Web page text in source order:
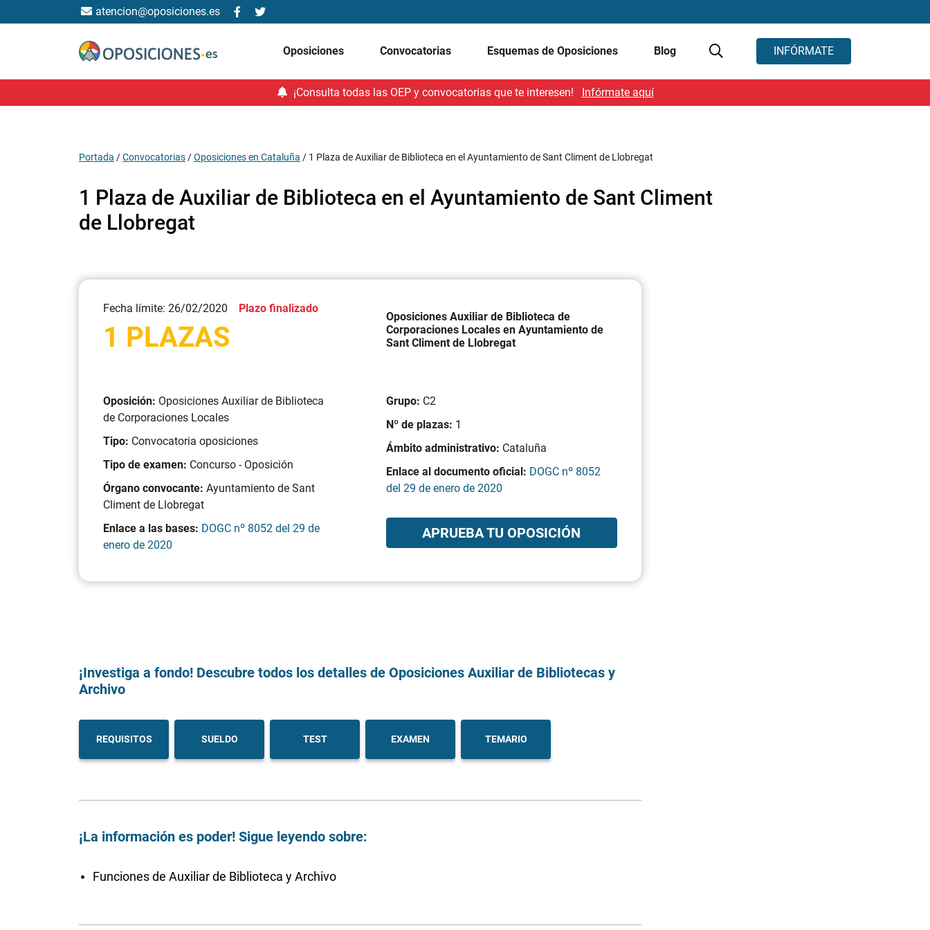
atencion@oposiciones.es
Oposiciones Convocatorias Esquemas de Oposiciones Blog INFÓRMATE
¡Consulta todas las OEP y convocatorias que te interesen! Infórmate aquí
Portada /Convocatorias /Oposiciones en Cataluña / 1 Plaza de Auxiliar de Biblioteca en el Ayuntamiento de Sant Climent de Llobregat
1 Plaza de Auxiliar de Biblioteca en el Ayuntamiento de Sant Climent
de Llobregat
Fecha límite: 26/02/2020 Plazo finalizado
1 PLAZAS
Oposiciones Auxiliar de Biblioteca de
Corporaciones Locales en Ayuntamiento de
Sant Climent de Llobregat
Oposición: Oposiciones Auxiliar de Biblioteca
de Corporaciones Locales
Tipo: Convocatoria oposiciones
Tipo de examen: Concurso - Oposición
Órgano convocante: Ayuntamiento de Sant
Climent de Llobregat
Enlace a las bases: DOGC nº 8052 del 29 de
enero de 2020
Grupo: C2
Nº de plazas: 1
Ámbito administrativo: Cataluña
Enlace al documento oficial: DOGC nº 8052
del 29 de enero de 2020
APRUEBA TU OPOSICIÓN
¡Investiga a fondo! Descubre todos los detalles de Oposiciones Auxiliar de Bibliotecas y
Archivo
REQUISITOS SUELDO TEST EXAMEN TEMARIO
¡La información es poder! Sigue leyendo sobre:
Funciones de Auxiliar de Biblioteca y Archivo